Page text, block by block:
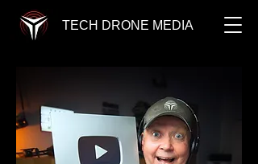
TECH DRONE MEDIA